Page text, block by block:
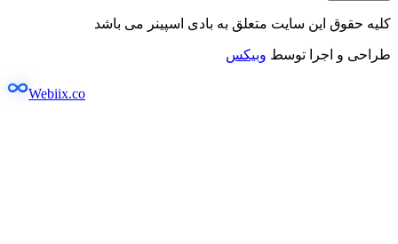
کلیه حقوق این سایت متعلق به بادی اسپینر می باشد
طراحی و اجرا توسط وبیکس
Webiix.co